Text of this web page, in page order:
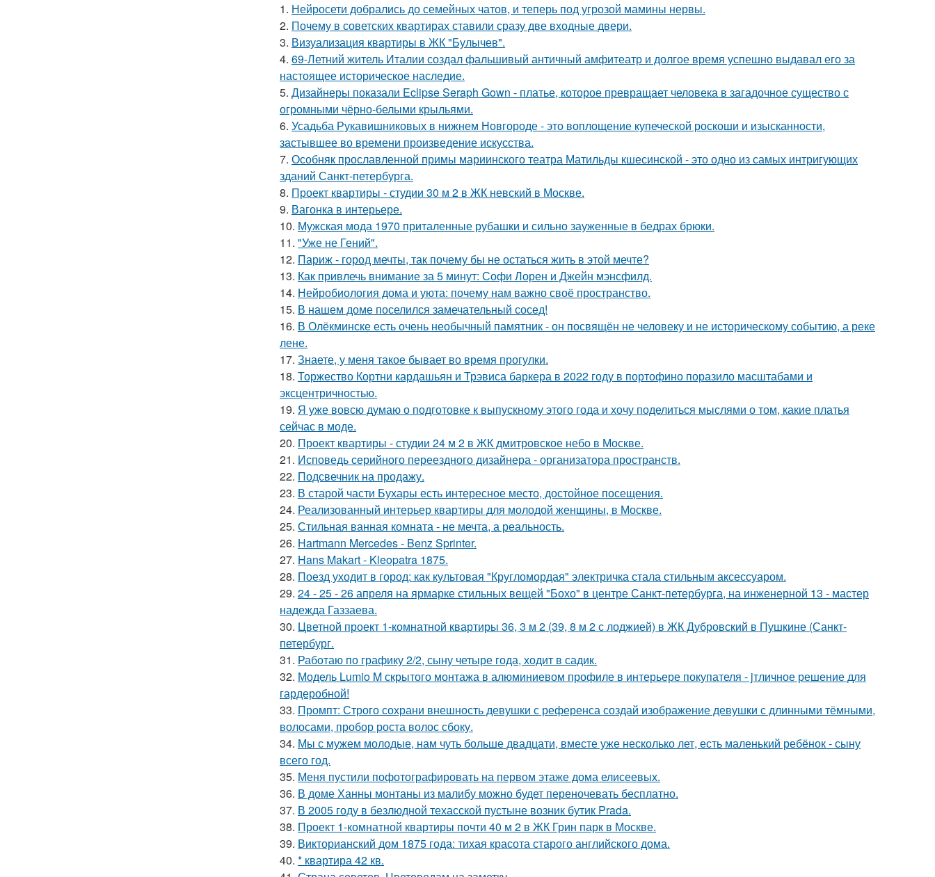
1. Нейросети добрались до семейных чатов, и теперь под угрозой мамины нервы.
2. Почему в советских квартирах ставили сразу две входные двери.
3. Визуализация квартиры в ЖК "Булычев".
4. 69-Летний житель Италии создал фальшивый античный амфитеатр и долгое время успешно выдавал его за
настоящее историческое наследие.
5. Дизайнеры показали Eclipse Seraph Gown - платье, которое превращает человека в загадочное существо с
огромными чёрно-белыми крыльями.
6. Усадьба Рукавишниковых в нижнем Новгороде - это воплощение купеческой роскоши и изысканности,
застывшее во времени произведение искусства.
7. Особняк прославленной примы мариинского театра Матильды кшесинской - это одно из самых интригующих
зданий Санкт-петербурга.
8. Проект квартиры - студии 30 м 2 в ЖК невский в Москве.
9. Вагонка в интерьере.
10. Мужская мода 1970 приталенные рубашки и сильно зауженные в бедрах брюки.
11. "Уже не Гений".
12. Париж - город мечты, так почему бы не остаться жить в этой мечте?
13. Как привлечь внимание за 5 минут: Софи Лорен и Джейн мэнсфилд.
14. Нейробиология дома и уюта: почему нам важно своё пространство.
15. В нашем доме поселился замечательный сосед!
16. В Олёкминске есть очень необычный памятник - он посвящён не человеку и не историческому событию, а реке
лене.
17. Знаете, у меня такое бывает во время прогулки.
18. Торжество Кортни кардашьян и Трэвиса баркера в 2022 году в портофино поразило масштабами и
эксцентричностью.
19. Я уже вовсю думаю о подготовке к выпускному этого года и хочу поделиться мыслями о том, какие платья
сейчас в моде.
20. Проект квартиры - студии 24 м 2 в ЖК дмитровское небо в Москве.
21. Исповедь серийного переездного дизайнера - организатора пространств.
22. Подсвечник на продажу.
23. В старой части Бухары есть интересное место, достойное посещения.
24. Реализованный интерьер квартиры для молодой женщины, в Москве.
25. Стильная ванная комната - не мечта, а реальность.
26. Hartmann Mercedes - Benz Sprinter.
27. Hans Makart - Kleopatra 1875.
28. Поезд уходит в город: как культовая "Кругломордая" электричка стала стильным аксессуаром.
29. 24 - 25 - 26 апреля на ярмарке стильных вещей "Бохо" в центре Санкт-петербурга, на инженерной 13 - мастер
надежда Газзаева.
30. Цветной проект 1-комнатной квартиры 36, 3 м 2 (39, 8 м 2 с лоджией) в ЖК Дубровский в Пушкине (Санкт-
петербург.
31. Работаю по графику 2/2, сыну четыре года, ходит в садик.
32. Модель Lumio M скрытого монтажа в алюминиевом профиле в интерьере покупателя - jтличное решение для
гардеробной!
33. Промпт: Строго сохрани внешность девушки с референса создай изображение девушки с длинными тёмными,
волосами, пробор роста волос сбоку.
34. Мы с мужем молодые, нам чуть больше двадцати, вместе уже несколько лет, есть маленький ребёнок - сыну
всего год.
35. Меня пустили пофотографировать на первом этаже дома елисеевых.
36. В доме Ханны монтаны из малибу можно будет переночевать бесплатно.
37. В 2005 году в безлюдной техасской пустыне возник бутик Prada.
38. Проект 1-комнатной квартиры почти 40 м 2 в ЖК Грин парк в Москве.
39. Викторианский дом 1875 года: тихая красота старого английского дома.
40. * квартира 42 кв.